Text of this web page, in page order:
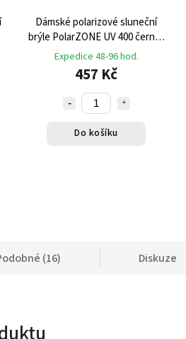
Dámské polarizové sluneční
brýle PolarZONE UV 400 černo-
zlaté
Expedice 48-96 hod.
457 Kč
Do košíku
(16) Diskuze